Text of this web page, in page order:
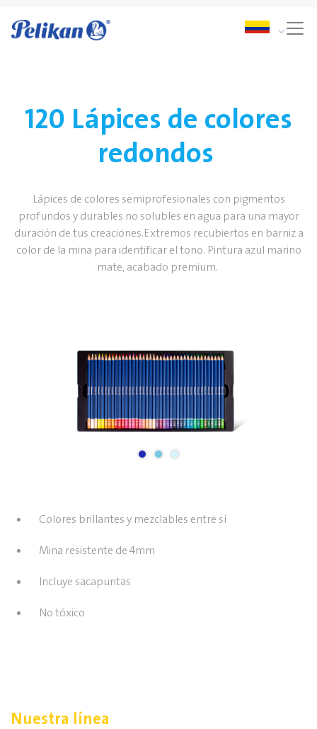
120 Lápices de colores
redondos
Lápices de colores semiprofesionales con pigmentos
profundos y durables no solubles en agua para una mayor
duración de tus creaciones.Extremos recubiertos en barniz a
color de la mina para identificar el tono. Pintura azul marino
mate, acabado premium.
Colores brillantes y mezclables entre sí
Mina resistente de 4mm
Incluye sacapuntas
No tóxico
Nuestra línea